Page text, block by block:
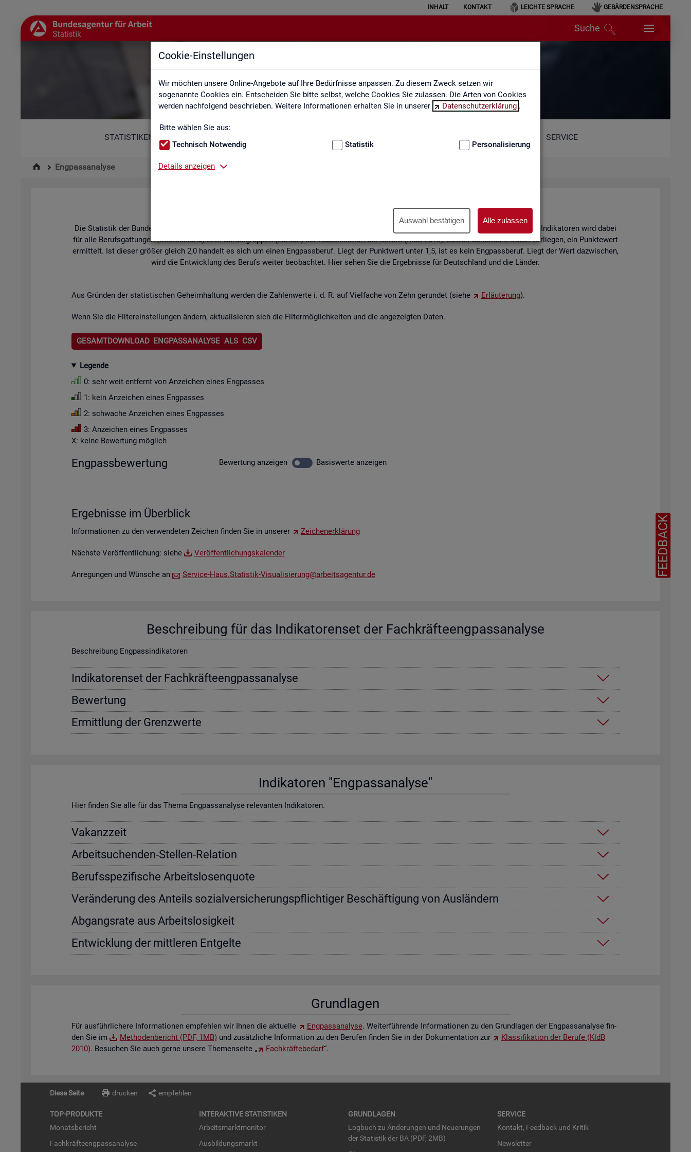
Cookie-Einstellungen
Wir möchten unsere Online-Angebote auf Ihre Bedürfnisse anpassen. Zu diesem Zweck setzen wir
sogenannte Cookies ein. Entscheiden Sie bitte selbst, welche Cookies Sie zulassen. Die Arten von Cookies
werden nachfolgend beschrieben. Weitere Informationen erhalten Sie in unserer
Datenschutzerklärung .
Bitte wählen Sie aus:
Technisch Notwendig
Statistik Personalisierung
Details anzeigen
Auswahl bestätigen Alle zulassen
INHALT KONTAKT LEICHTE SPRACHE GEBÄRDENSPRACHE
Suche
Engpassanalyse
STATISTIKEN SERVICE
Engpassanalyse
Eng­pass­ana­ly­se
Die Sta­tis­tik der Bun­des­agen­tur für Ar­beit be­wer­tet ein­mal jähr­lich die Fach­kräf­te­si­tua­ti­on am Ar­beits­markt. An­hand von 6 sta­tis­ti­schen In­di­ka­to­ren wird dabei
für alle Be­rufs­gat­tun­gen (Deutsch­land) bzw. Be­rufs­grup­pen (Län­der) der Klas­si­fi­ka­ti­on der Be­ru­fe (KldB 2010), so­weit be­last­ba­re Daten vor­lie­gen, ein Punk­te­wert
er­mit­telt. Ist die­ser grö­ßer gleich 2,0 han­delt es sich um einen Eng­pass­be­ruf. Liegt der Punkt­wert unter 1,5, ist es kein Eng­pass­be­ruf. Liegt der Wert da­zwi­schen,
wird die Ent­wick­lung des Be­rufs wei­ter be­ob­ach­tet. Hier sehen Sie die Er­geb­nis­se für Deutsch­land und die Län­der.
Aus Grün­den der sta­tis­ti­schen Ge­heim­hal­tung wer­den die Zah­len­wer­te i. d. R. auf Viel­fa­che von Zehn ge­run­det (siehe Er­läu­te­rung).
Wenn Sie die Fil­ter­ein­stel­lun­gen än­dern, ak­tua­li­sie­ren sich die Fil­ter­mög­lich­kei­ten und die an­ge­zeig­ten Daten.
GESAMTDOWNLOAD ENGPASSANALYSE ALS CSV
Le­gen­de
0: sehr weit ent­fernt von An­zei­chen eines Eng­pas­ses
1: kein An­zei­chen eines Eng­pas­ses
2: schwa­che An­zei­chen eines Eng­pas­ses
3: An­zei­chen eines Eng­pas­ses
X: keine Be­wer­tung mög­lich
Eng­pass­be­wer­tung Be­wer­tung an­zei­gen Ba­sis­wer­te an­zei­gen
Er­geb­nis­se im Über­blick
In­for­ma­tio­nen zu den ver­wen­de­ten Zei­chen fin­den Sie in un­se­rer Zei­chen­er­klä­rung
Nächs­te Ver­öf­fent­li­chung: siehe Ver­öf­fent­li­chungs­ka­len­der
An­re­gun­gen und Wün­sche an Ser­vice-Haus.​Statistik-​Vis​uali​sier​ung@​arb​eits​agen​tur.​de
Be­schrei­bung für das In­di­ka­to­ren­set der Fach­kräf­te­eng­pass­ana­ly­se
Be­schrei­bung Eng­pas­sin­di­ka­to­ren
In­di­ka­to­ren­set der Fach­kräf­te­eng­pass­ana­ly­se
Be­wer­tung
Er­mitt­lung der Grenz­wer­te
In­di­ka­to­ren "Eng­pass­ana­ly­se"
Hier fin­den Sie alle für das Thema Eng­pass­ana­ly­se re­le­van­ten In­di­ka­to­ren.
Va­kanz­zeit
Ar­beit­su­chen­den-Stel­len-Re­la­ti­on
Be­rufs­spe­zi­fi­sche Ar­beits­lo­sen­quo­te
Ver­än­de­rung des An­teils so­zi­al­ver­si­che­rungs­pflich­ti­ger Be­schäf­ti­gung von Aus­län­dern
Ab­gangs­ra­te aus Ar­beits­lo­sig­keit
Ent­wick­lung der mitt­le­ren Ent­gel­te
Grund­la­gen
Für aus­führ­li­che­re In­for­ma­tio­nen emp­feh­len wir Ihnen die ak­tu­el­le Eng­pass­ana­ly­se. Wei­ter­füh­ren­de In­for­ma­tio­nen zu den Grund­la­gen der Eng­pass­ana­ly­se fin­
den Sie im
Me­tho­den­be­richt (PDF, 1MB) und zu­sätz­li­che In­for­ma­ti­on zu den Be­ru­fen fin­den Sie in der Do­ku­men­ta­ti­on zur
Klas­si­fi­ka­ti­on der Be­ru­fe (KldB
2010). Be­su­chen Sie auch gerne un­se­re The­men­sei­te „ Fach­kräf­te­be­darf“.
FEEDBACK
Diese Seite drucken empfehlen
TOP-PRO­DUK­TE
Mo­nats­be­richt
Fach­kräf­te­eng­pass­ana­ly­se
IN­TER­AK­TI­VE STA­TIS­TI­KEN
Ar­beits­markt­mo­ni­tor
Aus­bil­dungs­markt
GRUND­LA­GEN
Log­buch zu Än­de­run­gen und Neue­run­gen
der Sta­tis­tik der BA (PDF, 2MB)
SER­VICE
Kon­takt, Feed­back und Kri­tik
News­let­ter